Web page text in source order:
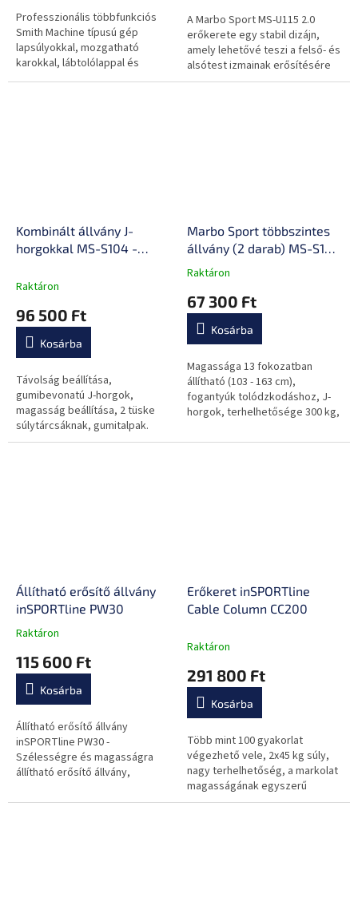
Professzionális többfunkciós
Smith Machine típusú gép
lapsúlyokkal, mozgatható
karokkal, lábtolólappal és
csigarendszerrel az átfogó
A Marbo Sport MS-U115 2.0
erőkerete egy stabil dizájn,
amely lehetővé teszi a felső- és
alsótest izmainak erősítésére
szolgáló gyakorlatok széles
Kombinált állvány J-
horgokkal MS-S104 -
Raktáron
96 500 Ft
Kosárba
Távolság beállítása,
gumibevonatú J-horgok,
magasság beállítása, 2 tüske
súlytárcsáknak, gumitalpak.
Marbo Sport többszintes
állvány (2 darab) MS-S108
2.0
A
átlagos
értékelése
0,0
csillag.
Raktáron
67 300 Ft
Kosárba
Magassága 13 fokozatban
állítható (103 - 163 cm),
fogantyúk tolódzkodáshoz, J-
horgok, terhelhetősége 300 kg,
Állítható erősítő állvány
inSPORTline PW30
A
átlagos
értékelése
0,0
csillag.
Raktáron
115 600 Ft
Kosárba
Állítható erősítő állvány
inSPORTline PW30 -
Szélességre és magasságra
állítható erősítő állvány,
robusztus szerkezet.
Erőkeret inSPORTline
Cable Column CC200
Raktáron
291 800 Ft
Kosárba
Több mint 100 gyakorlat
végezhető vele, 2x45 kg súly,
nagy terhelhetőség, a markolat
magasságának egyszerű
beállítása, acél kábelek, nagy